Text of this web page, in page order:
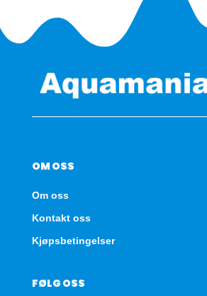
OM OSS
Om oss
Kontakt oss
Kjøpsbetingelser
FØLG OSS